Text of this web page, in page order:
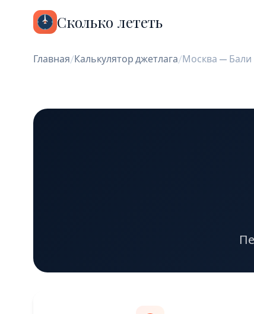
Сколько лететь
Главная/Калькулятор джетлага/Москва — Бали